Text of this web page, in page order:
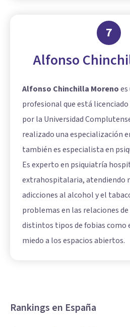
7
Alfonso
Alfonso Chinchilla Moreno
profesional que está
por la Universidad
realizado una especialización
también es especialista en
Es experto en psiquiatría
extrahospitalaria, atendiendo
adicciones al alcohol y el
problemas en las relaciones de
distintos tipos de fobias como
miedo a los espacios abiertos.
Rankings en España